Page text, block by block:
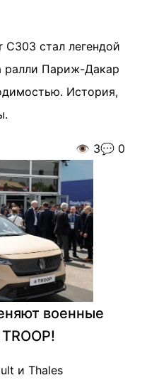
C303 стал легендой
ралли Париж-Дакар
История,
👁️ 3💬 0
военные
и Thales